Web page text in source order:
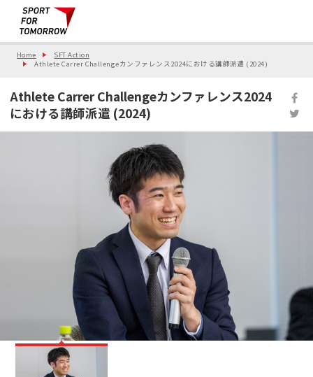
Home
SFT Action
Athlete Carrer Challengeカンファレンス2024における講師派遣 (2024)
Athlete Carrer Challengeカンファレンス2024
における講師派遣 (2024)